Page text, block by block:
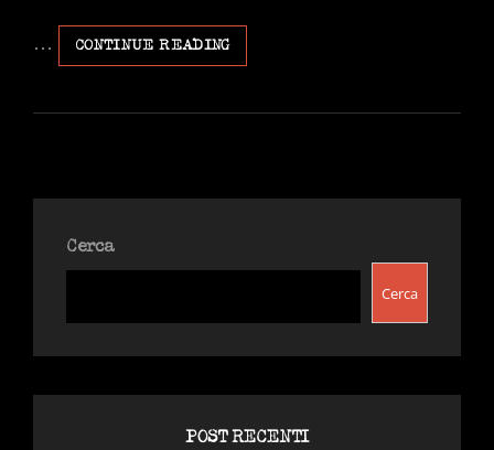
… CONTINUE READINGLA
FORZA
UN
Cerca
Cerca
POST RECENTI